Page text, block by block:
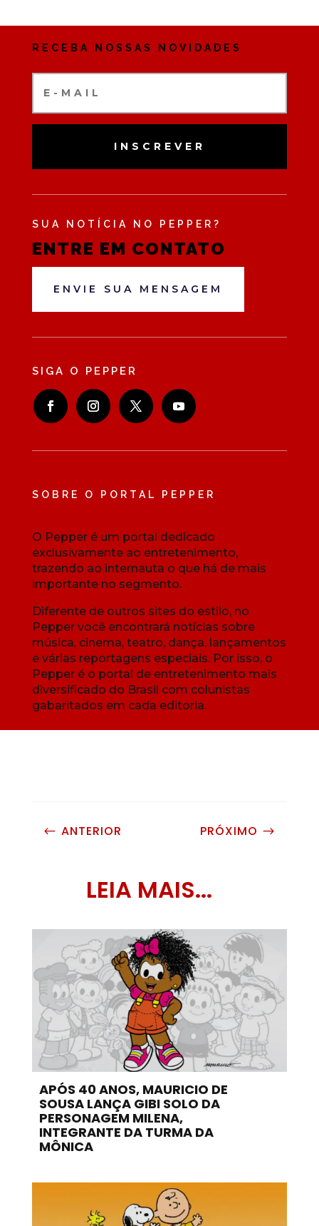
RECEBA NOSSAS NOVIDADES
INSCREVER
SUA NOTÍCIA NO PEPPER?
ENTRE EM CONTATO
ENVIE SUA MENSAGEM
SIGA O PEPPER
SOBRE O PORTAL PEPPER
O Pepper é um portal dedicado
exclusivamente ao entretenimento,
trazendo ao internauta o que há de mais
importante no segmento.
Diferente de outros sites do estilo, no
Pepper você encontrará notícias sobre
música, cinema, teatro, dança, lançamentos
e várias reportagens especiais. Por isso, o
Pepper é o portal de entretenimento mais
diversificado do Brasil com colunistas
gabaritados em cada editoria.
# ANTERIOR PRÓXIMO $
LEIA MAIS...
APÓS 40 ANOS, MAURICIO DE
SOUSA LANÇA GIBI SOLO DA
PERSONAGEM MILENA,
INTEGRANTE DA TURMA DA
MÔNICA